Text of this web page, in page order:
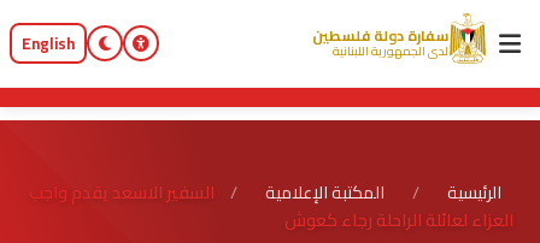
سفارة دولة فلسطين
لدى الجمهورية اللبنانية English
الرئيسية / المكتبة الإعلامية / السفير الاسعد يقدم واجب
العزاء لعائلة الراحلة رجاء كعوش